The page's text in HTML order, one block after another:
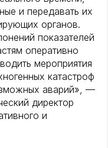
и передавать их
органов.
показателей
оперативно
мероприятия
катастроф
аварий», —
директор
и